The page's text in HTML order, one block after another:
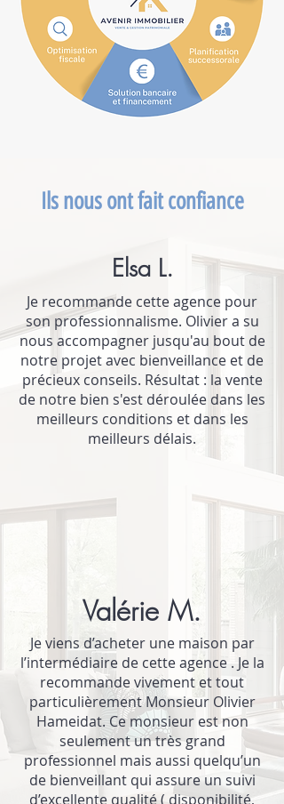
Ils nous ont fait confiance
Elsa L.
Je recommande cette agence pour
son professionnalisme. Olivier a su
nous accompagner jusqu'au bout de
notre projet avec bienveillance et de
précieux conseils. Résultat : la vente
de notre bien s'est déroulée dans les
meilleurs conditions et dans les
meilleurs délais.
Valérie M.
Je viens d’acheter une maison par
l’intermédiaire de cette agence . Je la
recommande vivement et tout
particulièrement Monsieur Olivier
Hameidat. Ce monsieur est non
seulement un très grand
professionnel mais aussi quelqu’un
de bienveillant qui assure un suivi
d’excellente qualité ( disponibilité,